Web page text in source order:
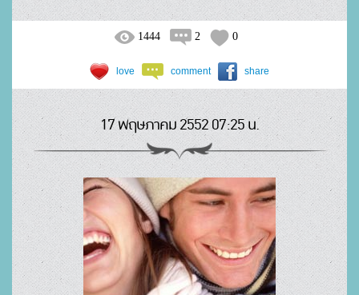
1444 2 0
love comment share
17 พฤษภาคม 2552 07:25 น.